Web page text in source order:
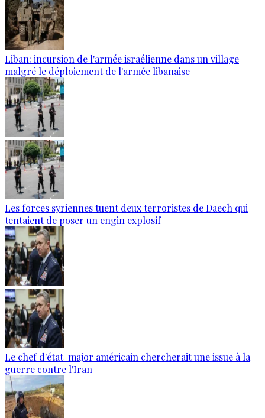
Liban: incursion de l'armée israélienne dans un village
malgré le déploiement de l'armée libanaise
Les forces syriennes tuent deux terroristes de Daech qui
tentaient de poser un engin explosif
Le chef d'état-major américain chercherait une issue à la
guerre contre l'Iran